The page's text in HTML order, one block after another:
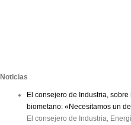
Noticias
El consejero de Industria,
biometano: «Necesitamos un
El consejero de Industria,